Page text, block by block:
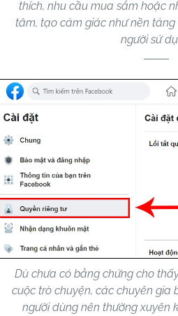
thích, nhu cầu mua sắm hoặc
tâm, tạo cảm giác như nền tảng
người sử
Dù chưa có bằng chứng cho
cuộc trò chuyện, các chuyên gia
người dùng nên thường xuyên